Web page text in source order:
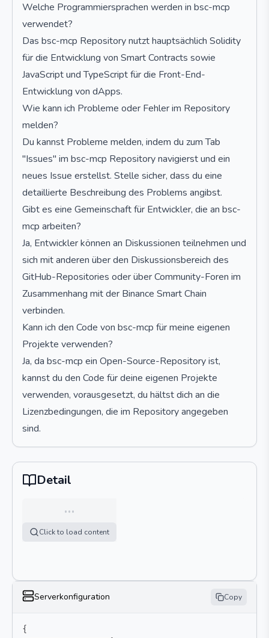
Welche Programmiersprachen werden in bsc-mcp
verwendet?
Das bsc-mcp Repository nutzt hauptsächlich Solidity
für die Entwicklung von Smart Contracts sowie
JavaScript und TypeScript für die Front-End-
Entwicklung von dApps.
Wie kann ich Probleme oder Fehler im Repository
melden?
Du kannst Probleme melden, indem du zum Tab
"Issues" im bsc-mcp Repository navigierst und ein
neues Issue erstellst. Stelle sicher, dass du eine
detaillierte Beschreibung des Problems angibst.
Gibt es eine Gemeinschaft für Entwickler, die an bsc-
mcp arbeiten?
Ja, Entwickler können an Diskussionen teilnehmen und
sich mit anderen über den Diskussionsbereich des
GitHub-Repositories oder über Community-Foren im
Zusammenhang mit der Binance Smart Chain
verbinden.
Kann ich den Code von bsc-mcp für meine eigenen
Projekte verwenden?
Ja, da bsc-mcp ein Open-Source-Repository ist,
kannst du den Code für deine eigenen Projekte
verwenden, vorausgesetzt, du hältst dich an die
Lizenzbedingungen, die im Repository angegeben
sind.
Detail
…
Click to load content
Serverkonfiguration Copy
{